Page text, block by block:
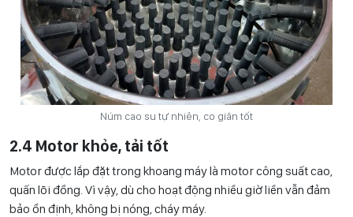
Núm cao su tự nhiên, co giãn tốt
2.4 Motor khỏe, tải tốt
Motor được lắp đặt trong khoang máy là motor công suất cao,
quấn lõi đồng. Vì vậy, dù cho hoạt động nhiều giờ liền vẫn đảm
bảo ổn định, không bị nóng, cháy máy.